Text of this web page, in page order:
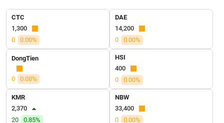
CTC
1,300
0
0.00%
DAE
14,200
0
0.00%
DongTien
0 0.00%
HSI
400
0
0.00%
KMR
2,370
20
0.85%
NBW
33,400
0
0.00%
DỊCH
VỤ
TRUYỀN
ÍCH